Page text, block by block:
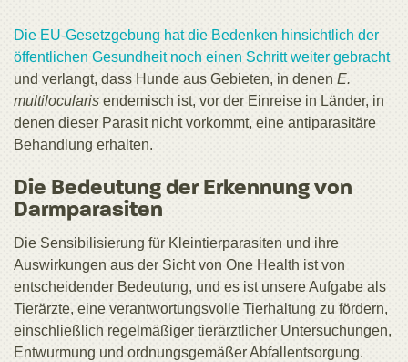
Die EU-Gesetzgebung hat die Bedenken hinsichtlich der
öffentlichen Gesundheit noch einen Schritt weiter gebracht
und verlangt, dass Hunde aus Gebieten, in denen E.
multilocularis endemisch ist, vor der Einreise in Länder, in
denen dieser Parasit nicht vorkommt, eine antiparasitäre
Behandlung erhalten.
Die Bedeutung der Erkennung von
Darmparasiten
Die Sensibilisierung für Kleintierparasiten und ihre
Auswirkungen aus der Sicht von One Health ist von
entscheidender Bedeutung, und es ist unsere Aufgabe als
Tierärzte, eine verantwortungsvolle Tierhaltung zu fördern,
einschließlich regelmäßiger tierärztlicher Untersuchungen,
Entwurmung und ordnungsgemäßer Abfallentsorgung.